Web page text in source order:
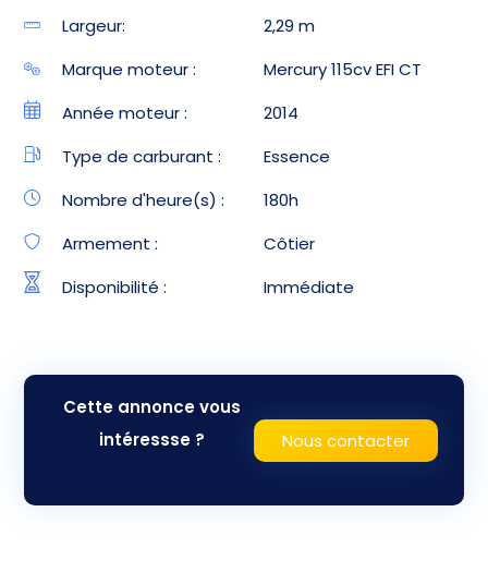
Largeur:
2,29 m
Marque moteur :
Mercury 115cv EFI CT
Année moteur :
2014
Type de carburant :
Essence
Nombre d'heure(s) :
180h
Armement :
Côtier
Disponibilité :
Immédiate
Cette annonce vous
intéressse ?
Nous contacter